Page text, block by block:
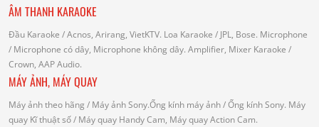
ÂM THANH KARAOKE
Đầu Karaoke / Acnos, Arirang, VietKTV. Loa Karaoke / JPL, Bose. Microphone
/ Microphone có dây, Microphone không dây. Amplifier, Mixer Karaoke /
Crown, AAP Audio.
MÁY ẢNH, MÁY QUAY
Máy ảnh theo hãng / Máy ảnh Sony.Ống kính máy ảnh / Ống kính Sony. Máy
quay Kĩ thuật số/ Máy quay Handy Cam, Máy quay Action Cam.